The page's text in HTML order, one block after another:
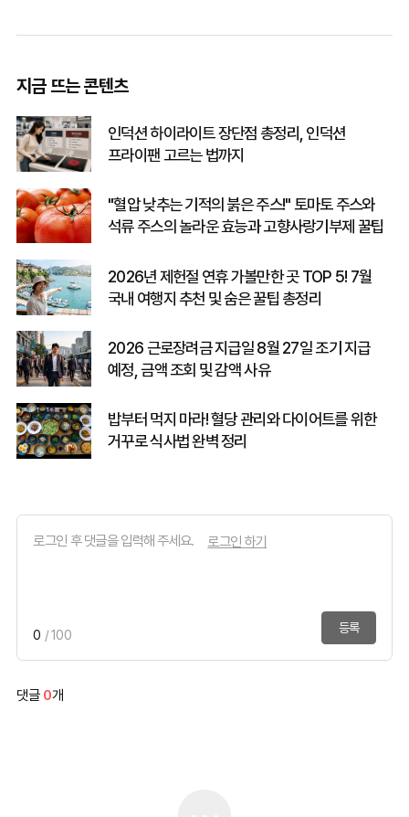
지금 뜨는 콘텐츠
인덕션 하이라이트 장단점 총정리, 인덕션
프라이팬 고르는 법까지
"혈압 낮추는 기적의 붉은 주스!" 토마토 주스와
석류 주스의 놀라운 효능과 고향사랑기부제 꿀팁
2026년 제헌절 연휴 가볼만한 곳 TOP 5! 7월
국내 여행지 추천 및 숨은 꿀팁 총정리
2026 근로장려금 지급일 8월 27일 조기 지급
예정, 금액 조회 및 감액 사유
밥부터 먹지 마라! 혈당 관리와 다이어트를 위한
거꾸로 식사법 완벽 정리
로그인 하기
0 / 100 등록
댓글 0개